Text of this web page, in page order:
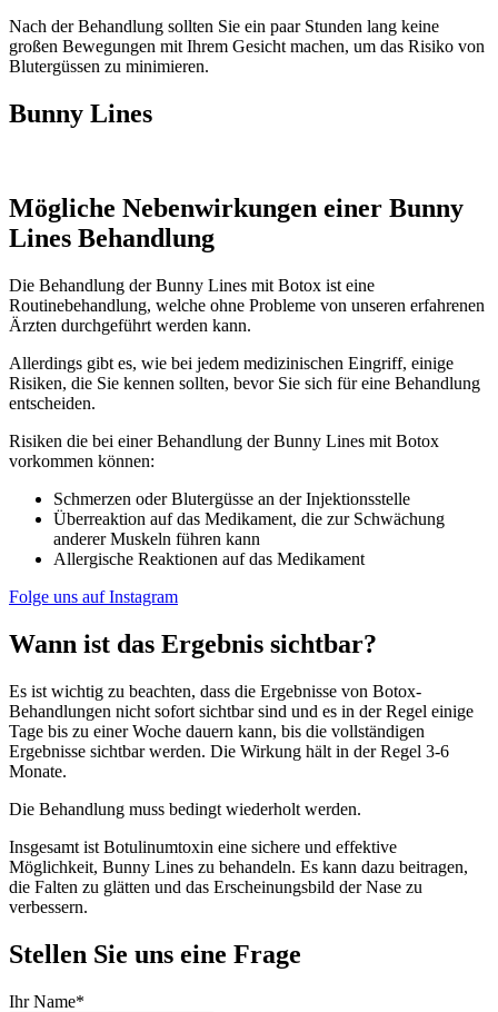
Nach der Behandlung sollten Sie ein paar Stunden lang keine
großen Bewegungen mit Ihrem Gesicht machen, um das Risiko von
Blutergüssen zu minimieren.
Bunny Lines
Mögliche Nebenwirkungen einer Bunny
Lines Behandlung
Die Behandlung der Bunny Lines mit Botox ist eine
Routinebehandlung, welche ohne Probleme von unseren erfahrenen
Ärzten durchgeführt werden kann.
Allerdings gibt es, wie bei jedem medizinischen Eingriff, einige
Risiken, die Sie kennen sollten, bevor Sie sich für eine Behandlung
entscheiden.
Risiken die bei einer Behandlung der Bunny Lines mit Botox
vorkommen können:
Schmerzen oder Blutergüsse an der Injektionsstelle
Überreaktion auf das Medikament, die zur Schwächung
anderer Muskeln führen kann
Allergische Reaktionen auf das Medikament
Folge uns auf Instagram
Wann ist das Ergebnis sichtbar?
Es ist wichtig zu beachten, dass die Ergebnisse von Botox-
Behandlungen nicht sofort sichtbar sind und es in der Regel einige
Tage bis zu einer Woche dauern kann, bis die vollständigen
Ergebnisse sichtbar werden. Die Wirkung hält in der Regel 3-6
Monate.
Die Behandlung muss bedingt wiederholt werden.
Insgesamt ist Botulinumtoxin eine sichere und effektive
Möglichkeit, Bunny Lines zu behandeln. Es kann dazu beitragen,
die Falten zu glätten und das Erscheinungsbild der Nase zu
verbessern.
Stellen Sie uns eine Frage
Ihr Name*